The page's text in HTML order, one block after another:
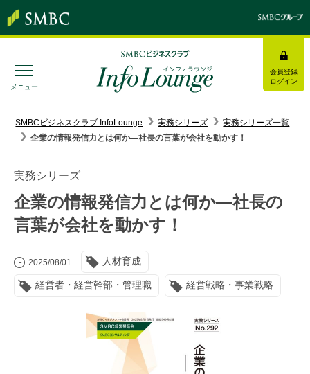
メニュー
会員登録
ログイン
みんなの研修
トピックス＆インフォメーション
お役立ち情報
インタビュー・レポート
SMBCビジネスクラブ InfoLounge 実務シリーズ
実務シリーズ一覧
企業の情報発信力とは何か―社長の言葉が会社を動かす！
実務シリーズ
企業の情報発信力とは何か―社長の
言葉が会社を動かす！
2025/08/01 人材育成
経営者・経営幹部・管理職 経営戦略・事業戦略